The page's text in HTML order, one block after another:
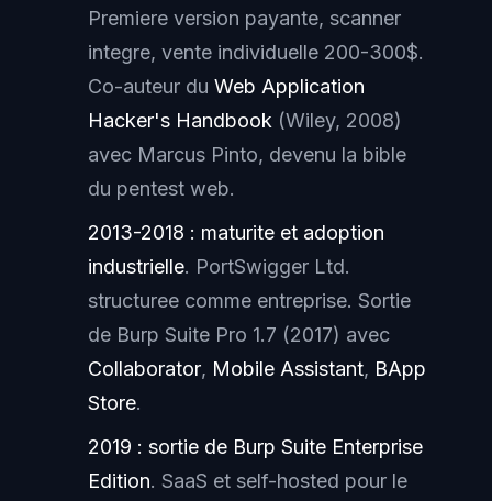
Premiere version payante, scanner
integre, vente individuelle 200-300$.
Co-auteur du Web Application
Hacker's Handbook (Wiley, 2008)
avec Marcus Pinto, devenu la bible
du pentest web.
2013-2018 : maturite et adoption
industrielle. PortSwigger Ltd.
structuree comme entreprise. Sortie
de Burp Suite Pro 1.7 (2017) avec
Collaborator, Mobile Assistant, BApp
Store.
2019 : sortie de Burp Suite Enterprise
Edition. SaaS et self-hosted pour le